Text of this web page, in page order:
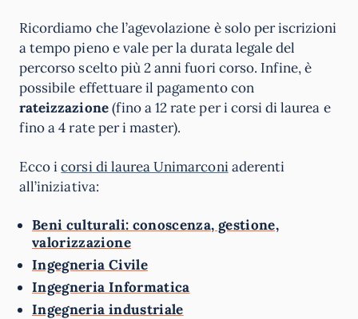
Ricordiamo che l’agevolazione è solo per iscrizioni
a tempo pieno e vale per la durata legale del
percorso scelto più 2 anni fuori corso. Infine, è
possibile effettuare il pagamento con
rateizzazione(fino a 12 rate per i corsi di laurea e
fino a 4 rate per i master).
Ecco icorsi di laurea Unimarconiaderenti
all’iniziativa:
Beni culturali: conoscenza, gestione,
valorizzazione
Ingegneria Civile
Ingegneria Informatica
Ingegneria industriale